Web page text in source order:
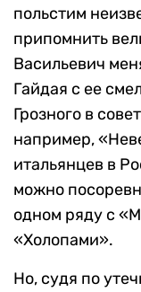
польстим
припомнить
Васильевич
Гайдая с ее
Грозного в
например,
итальянцев в
можно
одном ряду с
«Холопами».
Но, судя по